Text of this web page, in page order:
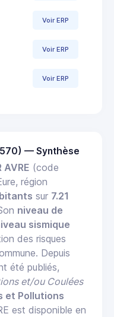
Voir ERP
Voir ERP
Voir ERP
— Synthèse
AVRE (code
région
sur 7.21
niveau de
sismique
des risques
Depuis
été publiés,
et/ou Coulées
et Pollutions
est disponible en